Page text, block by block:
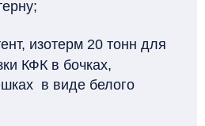
изотерм 20 тонн для
КФК в бочках,
в виде белого